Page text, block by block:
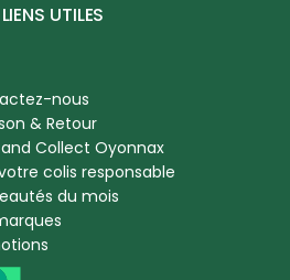
UTILES
nous
& Retour
Collect Oyonnax
colis responsable
du mois